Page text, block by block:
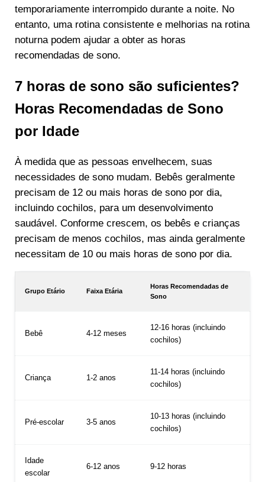
temporariamente interrompido durante a noite. No
entanto, uma rotina consistente e melhorias na rotina
noturna podem ajudar a obter as horas
recomendadas de sono.
7 horas de sono são suficientes?
Horas Recomendadas de Sono
por Idade
À medida que as pessoas envelhecem, suas
necessidades de sono mudam. Bebês geralmente
precisam de 12 ou mais horas de sono por dia,
incluindo cochilos, para um desenvolvimento
saudável. Conforme crescem, os bebês e crianças
precisam de menos cochilos, mas ainda geralmente
necessitam de 10 ou mais horas de sono por dia.
Grupo Etário Faixa Etária
Horas Recomendadas de
Sono
Bebê 4-12 meses
12-16 horas (incluindo
cochilos)
Criança 1-2 anos
11-14 horas (incluindo
cochilos)
Pré-escolar 3-5 anos
10-13 horas (incluindo
cochilos)
Idade
escolar
6-12 anos 9-12 horas